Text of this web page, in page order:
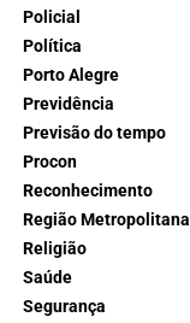
Policial
Política
Porto Alegre
Previdência
Previsão do tempo
Procon
Reconhecimento
Região Metropolitana
Religião
Saúde
Segurança